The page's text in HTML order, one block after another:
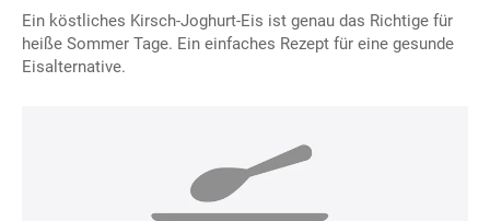
Ein köstliches Kirsch-Joghurt-Eis ist genau das Richtige für
heiße Sommer Tage. Ein einfaches Rezept für eine gesunde
Eisalternative.